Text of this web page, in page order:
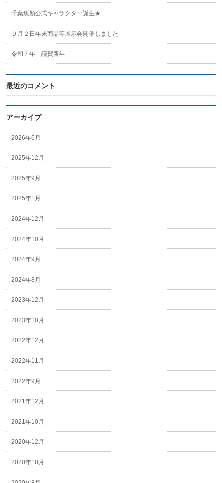
千葉魚類公式キャラクター誕生★
９月２日年末商品等展示会開催しました
令和７年 謹賀新年
最近のコメント
アーカイブ
2026年6月
2025年12月
2025年9月
2025年1月
2024年12月
2024年10月
2024年9月
2024年8月
2023年12月
2023年10月
2022年12月
2022年11月
2022年9月
2021年12月
2021年10月
2020年12月
2020年10月